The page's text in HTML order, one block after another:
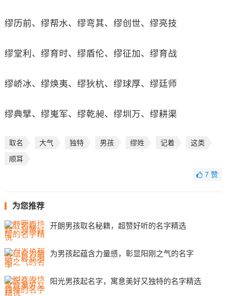
缪历前、缪帮水、缪弯其、缪创世、缪亮技
缪堂利、缪育时、缪盾伦、缪征加、缪育战
缪峤冰、缪焕夷、缪狄杭、缪球厚、缪廷师
缪典擘、缪嵬军、缪乾昶、缪圳万、缪耕渠
取名 大气 独特 男孩 缪姓 记着
这类
顺耳
7赞
为您推荐
开朗男孩取名秘籍，超赞好听的名字精选
为男孩起蕴含力量感，彰显阳刚之气的名字
阳光男孩起名字，寓意美好又独特的名字精选